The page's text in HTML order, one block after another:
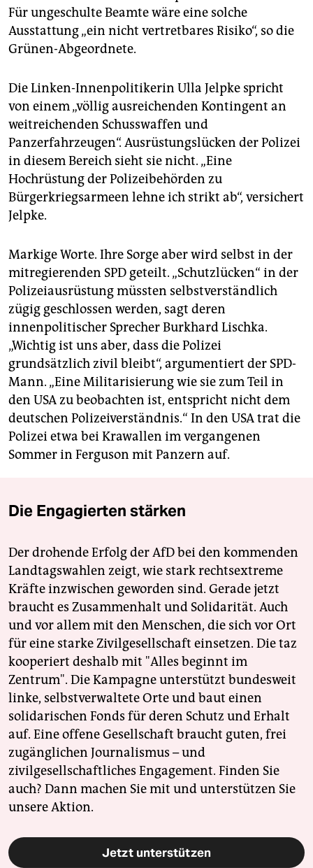
Für ungeschulte Beamte wäre eine solche
Ausstattung „ein nicht vertretbares Risiko“, so die
Grünen-Abgeordnete.
Die Linken-Innenpolitikerin Ulla Jelpke spricht
von einem „völlig ausreichenden Kontingent an
weitreichenden Schusswaffen und
Panzerfahrzeugen“. Ausrüstungslücken der Polizei
in diesem Bereich sieht sie nicht. „Eine
Hochrüstung der Polizeibehörden zu
Bürgerkriegsarmeen lehne ich strikt ab“, versichert
Jelpke.
Markige Worte. Ihre Sorge aber wird selbst in der
mitregierenden SPD geteilt. „Schutzlücken“ in der
Polizeiausrüstung müssten selbstverständlich
zügig geschlossen werden, sagt deren
innenpolitischer Sprecher Burkhard Lischka.
„Wichtig ist uns aber, dass die Polizei
grundsätzlich zivil bleibt“, argumentiert der SPD-
Mann. „Eine Militarisierung wie sie zum Teil in
den USA zu beobachten ist, entspricht nicht dem
deutschen Polizeiverständnis.“ In den USA trat die
Polizei etwa bei Krawallen im vergangenen
Sommer in Ferguson mit Panzern auf.
Die Engagierten stärken
Der drohende Erfolg der AfD bei den kommenden
Landtagswahlen zeigt, wie stark rechtsextreme
Kräfte inzwischen geworden sind. Gerade jetzt
braucht es Zusammenhalt und Solidarität. Auch
und vor allem mit den Menschen, die sich vor Ort
für eine starke Zivilgesellschaft einsetzen. Die taz
kooperiert deshalb mit "Alles beginnt im
Zentrum". Die Kampagne unterstützt bundesweit
linke, selbstverwaltete Orte und baut einen
solidarischen Fonds für deren Schutz und Erhalt
auf. Eine offene Gesellschaft braucht guten, frei
zugänglichen Journalismus – und
zivilgesellschaftliches Engagement. Finden Sie
auch? Dann machen Sie mit und unterstützen Sie
unsere Aktion.
Jetzt unterstützen